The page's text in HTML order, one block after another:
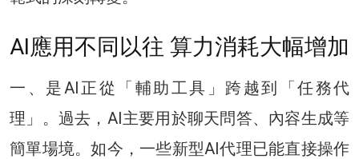
AI應用不同以往 算力消耗大幅增加
一、是AI正從「輔助工具」跨越到「任務代
理」。過去，AI主要用於聊天問答、內容生成等
簡單場境。如今，一些新型AI代理已能直接操作